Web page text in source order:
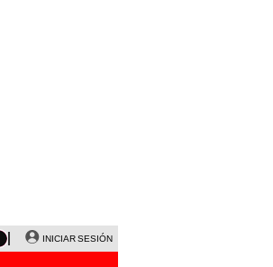
LA BELLA LUZ
INICIAR SESIÓN